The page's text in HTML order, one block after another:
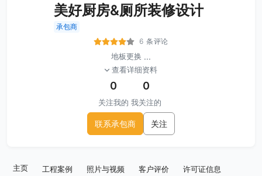
美好厨房&厕所装修设计
承包商
6 条评论
地板更换 ...
查看详细资料
0
关注我的
0
我关注的
联系承包商 关注
主页 工程案例 照片与视频 客户评价 许可证信息